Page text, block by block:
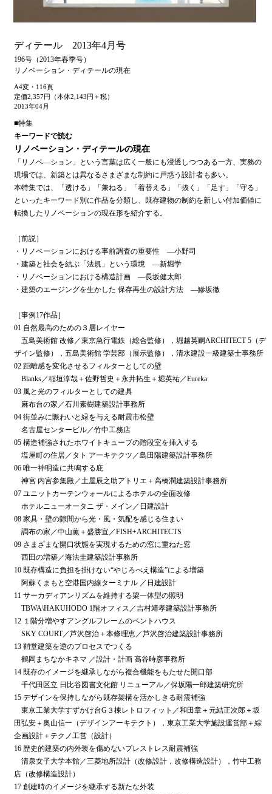
ディテール 2013年4月号
196号（2013年春季号）
リノベーション・ディテールの現在
A4変・116頁
定価2,357円（本体2,143円＋税）
2013年04月
■特集
キーワードで読む
リノベーション・ディテールの現在
「リノベ—ション」という言葉は広く一般にも浸透しつつある一方、実務の
現場では、新築とは異なるさまざまな制約に戸惑う設計者も多い。
本特集では、「透ける」「兼ねる」「着替える」「抜く」「足す」「守る」
といったキーワード別に作品を分類し、既存建物の制約を新しい付加価値に
転換したリノベーションの現在形を紹介する。
［前説］
・リノベーションにおける事前調査の重要性 ―小野司
・建築と社会を結ぶ「法規」という環境 ―新堀学
・リノベーションにおける構造計画 ―長坂健太郎
・建築のエージングを生かした 保存再生の設計方法 ―鰺坂徹
［事例17作品］
01 自然最高のための３層レイヤー
五島美術館 改修／東京急行電鉄（総合監修），堀越英嗣ARCHITECT 5（デ
ザイン監修），五島美術館 学芸部（展示監修），清水建設一級建築士事務所
02 距離感を変化させるフィルターとしての壁
Blanks／稲垣淳哉＋佐野哲史＋永井拓生＋堀英祐／Eureka
03 風と光のフィルターとしての建具
麻布台の家／石川素樹建築設計事務所
04 街並みに賑わいと緑を与える耐震市松壁
名古屋センタービル／竹中工務店
05 構造補強されたホワイトキューブの階段室を挿入する
塩屋町の住居／タト アーキテクツ／島田陽建築設計事務所
06 唯一神明造に共鳴する庇
神宮 内宮参集殿／土屋辰之助アトリエ＋高橋潤建築設計事務所
07 ユニットカーテンウォールによるホテルの全面改修
ホテルニューオータニ ザ・メイン／日建設計
08 家具・壁の隙間から光・風・気配を感じる住まい
調布の家／中山薫＋盛勝宣／FISH+ARCHITECTS
09 さまざまな開口状態を実現するための窓に重ねた窓
西田の増築／海法圭建築設計事務所
10 既存構造に負担を掛けない“やじろべえ構造”による増築
阿蘇くまもと空港国内線ターミナル ／日建設計
11 サーカディアンリズムを維持する梁一体型の照明
TBWA\HAKUHODO 1階オフィス／吉村靖孝建築設計事務所
12 １階分増やすアングルフレームのペントハウス
SKY COURT／芦沢啓治＋本條理恵／芦沢啓治建築設計事務所
13 鞘堂建築を逆のプロセスでつくる
鶴岡まちなかキネマ ／設計・計画 高谷時彦事務所
14 既存のイメージを継承しながら複合機能をもたせた開口部
千代田区立 日比谷図書文化館 リニューアル／保坂陽一郎建築研究所
15 デザインを保持しながら既存架構を活かしきる耐震補強
東京工業大学すずかけ台G３棟レトロフィット／和田章＋元結正次郎＋坂
田弘安＋奥山信一（デザインアーキテクト），東京工業大学施設運営部＋綜
企画設計＋テクノ工営（設計）
16 歴史的建築の内外装を傷めないプレストレス耐震補強
清泉女子大学本館／三菱地所設計（改修設計，改修構造設計），竹中工務
店（改修構造設計）
17 創建時のイメージを継承する新たな外装